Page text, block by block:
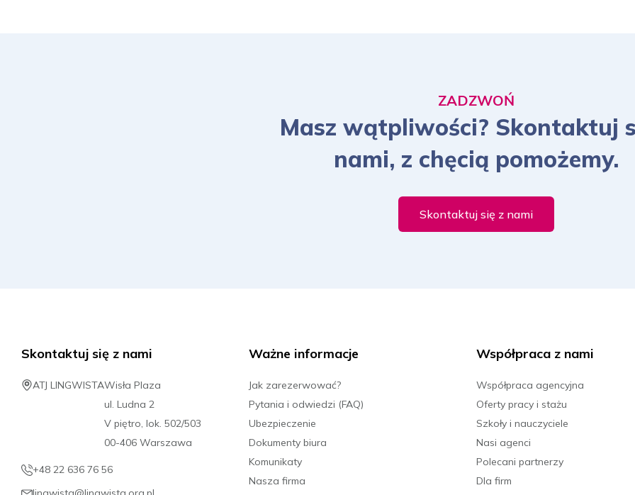
ZADZWOŃ
Masz wątpliwości? Skontaktuj
nami, z chęcią pomożemy.
Skontaktuj się z nami
Skontaktuj się z nami
ATJ LINGWISTAWisła Plaza
ul. Ludna 2
V piętro, lok. 502/503
00-406 Warszawa
+48 22 636 76 56
Ważne informacje
Jak zarezerwować?
Pytania i odwiedzi (FAQ)
Ubezpieczenie
Dokumenty biura
Komunikaty
Nasza firma
Współpraca z nami
Współpraca agencyjna
Oferty pracy i stażu
Szkoły i nauczyciele
Nasi agenci
Polecani partnerzy
Dla firm